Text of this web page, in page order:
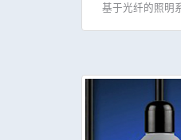
基于光纤的照明